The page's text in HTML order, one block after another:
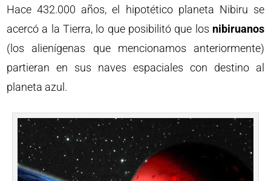
Hace 432.000 años, el hipotético planeta Nibiru se
acercó a la Tierra, lo que posibilitó que los nibiruanos
(los alienígenas que mencionamos anteriormente)
partieran en sus naves espaciales con destino al
planeta azul.